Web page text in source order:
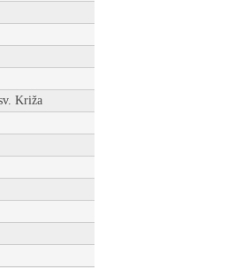
Križa